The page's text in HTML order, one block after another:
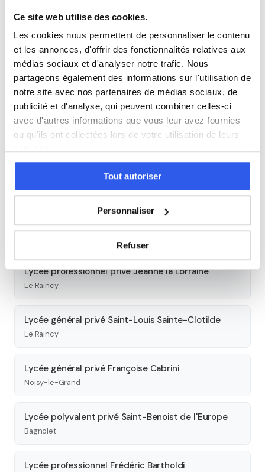
Ce site web utilise des cookies.
Les cookies nous permettent de personnaliser le contenu
et les annonces, d'offrir des fonctionnalités relatives aux
médias sociaux et d'analyser notre trafic. Nous
partageons également des informations sur l'utilisation de
notre site avec nos partenaires de médias sociaux, de
publicité et d'analyse, qui peuvent combiner celles-ci
avec d'autres informations que vous leur avez fournies
ou qu'ils ont collectées lors de votre utilisation de leurs
Tout autoriser
Personnaliser
Refuser
Économie
Espagnol
Allemand
Cours par niveau
Première Terminale
Autres lycées à proximité
Lycée professionnel privé Jeanne la Lorraine
Le Raincy
Lycée général privé Saint-Louis Sainte-Clotilde
Le Raincy
Lycée général privé Françoise Cabrini
Noisy-le-Grand
Lycée polyvalent privé Saint-Benoist de l'Europe
Bagnolet
Lycée professionnel Frédéric Bartholdi